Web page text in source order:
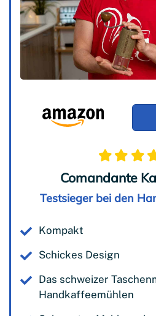
Comandante
Testsieger bei den
Kompakt
Schickes Design
Das schweizer
Handkaffeemühlen